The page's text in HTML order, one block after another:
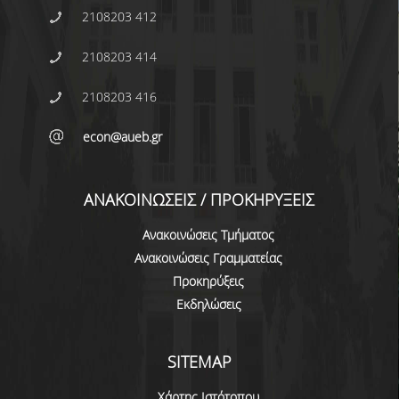
ημερομηνία, η
διαδικασία θα
τις διατάξεις της υπό
Ζ1/06.10.2022 κοινής
Υπουργών Παιδείας και
2108203 412
2108203 414
2108203 416
econ@aueb.gr
ΑΝΑΚΟΙΝΩΣΕΙΣ / ΠΡΟΚΗΡΥΞΕΙΣ
Ανακοινώσεις Τμήματος
Ανακοινώσεις Γραμματείας
Προκηρύξεις
Εκδηλώσεις
SITEMAP